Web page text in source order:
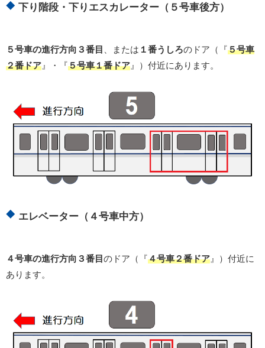
下り階段・下りエスカレーター（５号車後方）
５号車の進行方向３番目 、または １番うしろのドア（『５号車
２番ドア 』・『５号車１番ドア 』）付近にあります。
エレベーター（４号車中方）
４号車の進行方向３番目 のドア（『４号車２番ドア 』）付近に
あります。